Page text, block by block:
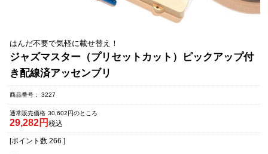
はんだ不要で気軽に載せ替え！
ジャズマスター（プリセットカット）ピックアップ付
き配線済アッセンブリ
商品番号 3227
通常販売価格 30,602 のところ
29,282 税込
[ポイント数 266 ]